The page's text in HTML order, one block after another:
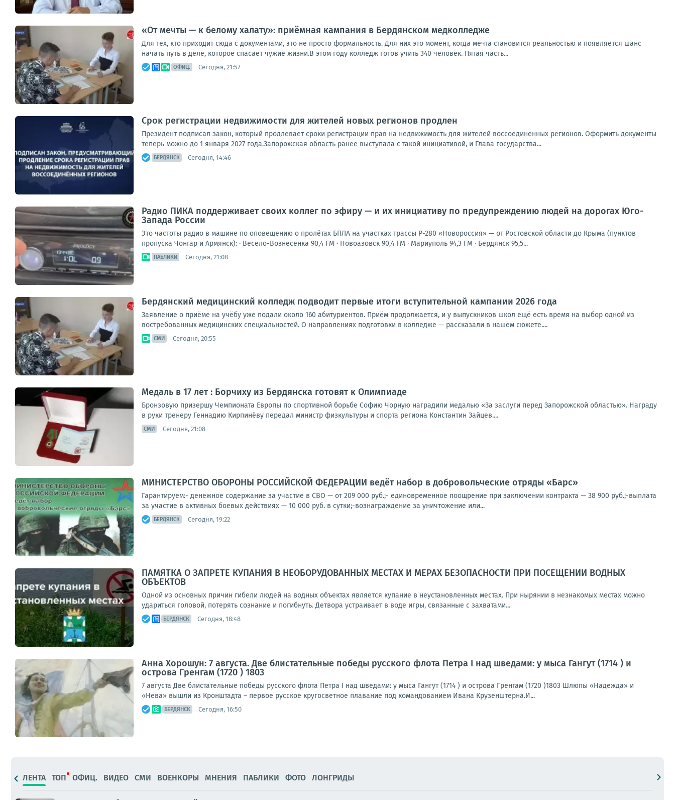
«От мечты — к белому халату»: приёмная кампания в Бердянском медколледже
Для тех, кто приходит сюда с документами, это не просто формальность. Для них это момент, когда мечта становится реальностью и появляется шанс
начать путь в деле, которое спасает чужие жизни.В этом году колледж готов учить 340 человек. Пятая часть...
ОФИЦ. Сегодня, 21:57
Срок регистрации недвижимости для жителей новых регионов продлен
Президент подписал закон, который продлевает сроки регистрации прав на недвижимость для жителей воссоединенных регионов. Оформить документы
теперь можно до 1 января 2027 года.Запорожская область ранее выступала с такой инициативой, и Глава государства...
БЕРДЯНСК Сегодня, 14:46
Радио ПИКА поддерживает своих коллег по эфиру — и их инициативу по предупреждению людей на дорогах Юго-
Запада России
Это частоты радио в машине по оповещению о пролётах БПЛА на участках трассы Р-280 «Новороссия» — от Ростовской области до Крыма (пунктов
пропуска Чонгар и Армянск): · Весело-Вознесенка 90,4 FM · Новоазовск 90,4 FM · Мариуполь 94,3 FM · Бердянск 95,5...
ПАБЛИКИ Сегодня, 21:08
Бердянский медицинский колледж подводит первые итоги вступительной кампании 2026 года
Заявление о приёме на учёбу уже подали около 160 абитуриентов. Приём продолжается, и у выпускников школ ещё есть время на выбор одной из
востребованных медицинских специальностей. О направлениях подготовки в колледже — рассказали в нашем сюжете....
СМИ Сегодня, 20:55
Медаль в 17 лет : Борчиху из Бердянска готовят к Олимпиаде
Бронзовую призершу Чемпионата Европы по спортивной борьбе Софию Чорную наградили медалью «За заслуги перед Запорожской областью». Награду
в руки тренеру Геннадию Кирпинёву передал министр физкультуры и спорта региона Константин Зайцев....
СМИ Сегодня, 21:08
МИНИСТЕРСТВО ОБОРОНЫ РОССИЙСКОЙ ФЕДЕРАЦИИ ведёт набор в добровольческие отряды «Барс»
Гарантируем:- денежное содержание за участие в СВО — от 209 000 руб.;- единовременное поощрение при заключении контракта — 38 900 руб.;-выплата
за участие в активных боевых действиях — 10 000 руб. в сутки;-вознаграждение за уничтожение или...
БЕРДЯНСК Сегодня, 19:22
ПАМЯТКА О ЗАПРЕТЕ КУПАНИЯ В НЕОБОРУДОВАННЫХ МЕСТАХ И МЕРАХ БЕЗОПАСНОСТИ ПРИ ПОСЕЩЕНИИ ВОДНЫХ
ОБЪЕКТОВ
Одной из основных причин гибели людей на водных объектах является купание в неустановленных местах. При нырянии в незнакомых местах можно
удариться головой, потерять сознание и погибнуть. Детвора устраивает в воде игры, связанные с захватами...
БЕРДЯНСК Сегодня, 18:48
Анна Хорошун: 7 августа. Две блистательные победы русского флота Петра I над шведами: у мыса Гангут (1714 ) и
острова Гренгам (1720 ) 1803
7 августа Две блистательные победы русского флота Петра I над шведами: у мыса Гангут (1714 ) и острова Гренгам (1720 )1803 Шлюпы «Надежда» и
«Нева» вышли из Кронштадта – первое русское кругосветное плавание под командованием Ивана Крузенштерна.И...
БЕРДЯНСК Сегодня, 16:50
ЛЕНТА ТОП ОФИЦ. ВИДЕО СМИ ВОЕНКОРЫ МНЕНИЯ ПАБЛИКИ ФОТО ЛОНГРИДЫ